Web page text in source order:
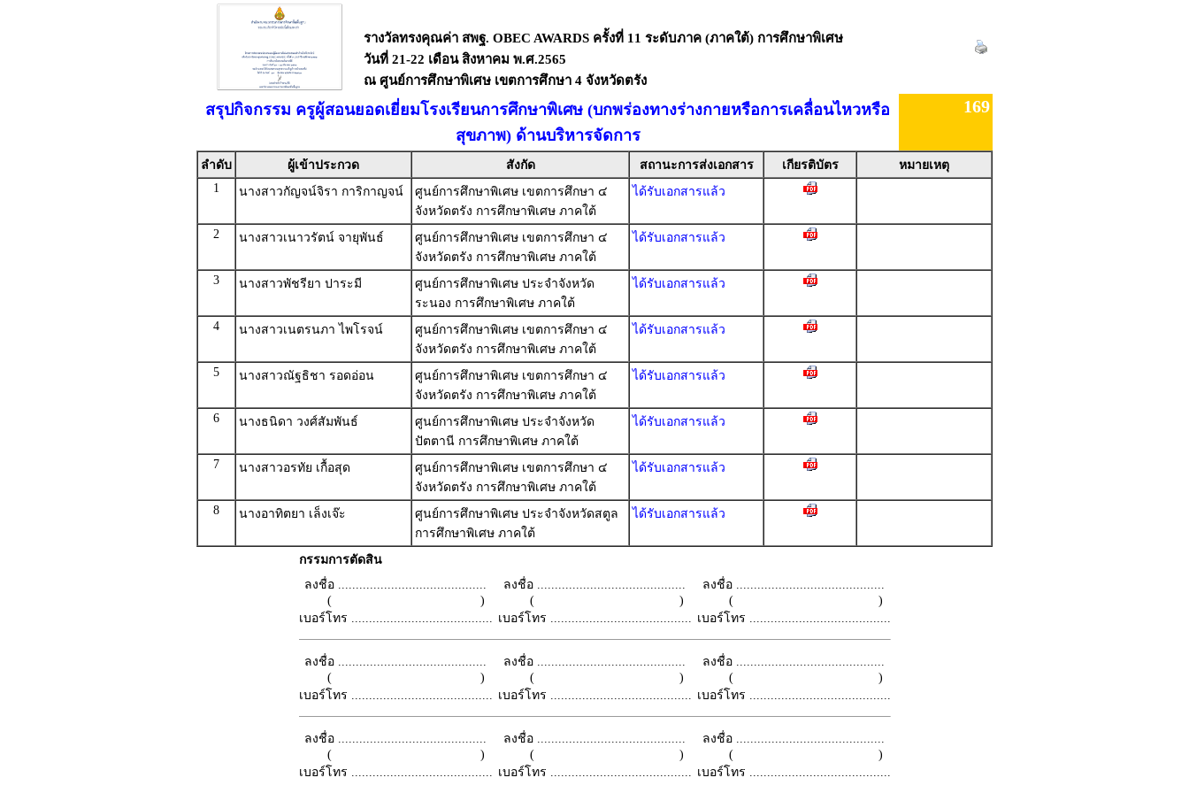
รางวัลทรงคุณค่า สพฐ. OBEC AWARDS ครั้งที่ 11 ระดับภาค (ภาคใต้) การศึกษาพิเศษ
วันที่ 21-22 เดือน สิงหาคม พ.ศ.2565
ณ ศูนย์การศึกษาพิเศษ เขตการศึกษา 4 จังหวัดตรัง
สรุปกิจกรรม ครูผู้สอนยอดเยี่ยมโรงเรียนการศึกษาพิเศษ (บกพร่องทางร่างกายหรือการเคลื่อนไหวหรือ
สุขภาพ) ด้านบริหารจัดการ
169
ลำดับ ผู้เข้าประกวด สังกัด สถานะการส่งเอกสาร เกียรติบัตร
หมายเหตุ
1
นางสาวกัญจน์จิรา การิกาญจน์
ศูนย์การศึกษาพิเศษ เขตการศึกษา ๔
จังหวัดตรัง การศึกษาพิเศษ ภาคใต้
ได้รับเอกสารแล้ว
2 นางสาวเนาวรัตน์ จายุพันธ์
ศูนย์การศึกษาพิเศษ เขตการศึกษา ๔
จังหวัดตรัง การศึกษาพิเศษ ภาคใต้
ได้รับเอกสารแล้ว
3 นางสาวพัชรียา ปาระมี
ศูนย์การศึกษาพิเศษ ประจำจังหวัด
ระนอง การศึกษาพิเศษ ภาคใต้
ได้รับเอกสารแล้ว
4 นางสาวเนตรนภา ไพโรจน์
ศูนย์การศึกษาพิเศษ เขตการศึกษา ๔
จังหวัดตรัง การศึกษาพิเศษ ภาคใต้
ได้รับเอกสารแล้ว
5 นางสาวณัฐธิชา รอดอ่อน
ศูนย์การศึกษาพิเศษ เขตการศึกษา ๔
จังหวัดตรัง การศึกษาพิเศษ ภาคใต้
ได้รับเอกสารแล้ว
6 นางธนิดา วงศ์สัมพันธ์
ศูนย์การศึกษาพิเศษ ประจำจังหวัด
ปัตตานี การศึกษาพิเศษ ภาคใต้
ได้รับเอกสารแล้ว
7 นางสาวอรทัย เกื้อสุด
ศูนย์การศึกษาพิเศษ เขตการศึกษา ๔
จังหวัดตรัง การศึกษาพิเศษ ภาคใต้
ได้รับเอกสารแล้ว
8 นางอาทิตยา เล็งเจ๊ะ
ศูนย์การศึกษาพิเศษ ประจำจังหวัดสตูล
การศึกษาพิเศษ ภาคใต้
ได้รับเอกสารแล้ว
กรรมการตัดสิน
ลงชื่อ ..........................................
( )
เบอร์โทร ........................................
ลงชื่อ ..........................................
( )
เบอร์โทร ........................................
ลงชื่อ ..........................................
( )
เบอร์โทร ........................................
ลงชื่อ ..........................................
( )
เบอร์โทร ........................................
ลงชื่อ ..........................................
( )
เบอร์โทร ........................................
ลงชื่อ ..........................................
( )
เบอร์โทร ........................................
ลงชื่อ ..........................................
( )
เบอร์โทร ........................................
ลงชื่อ ..........................................
( )
เบอร์โทร ........................................
ลงชื่อ ..........................................
( )
เบอร์โทร ........................................